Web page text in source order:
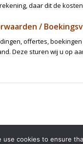
daar dit de
/
offertes,
Deze sturen wij u op
Lelie-Enfold Theme by
use cookies to ensure